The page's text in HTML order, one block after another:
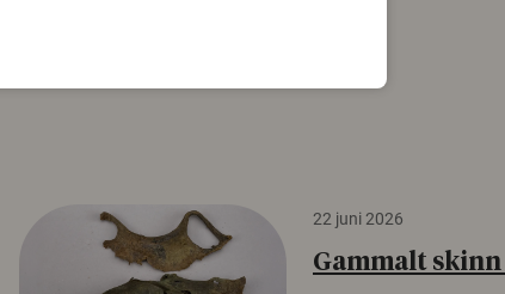
22 juni 2026
Gammalt skinn